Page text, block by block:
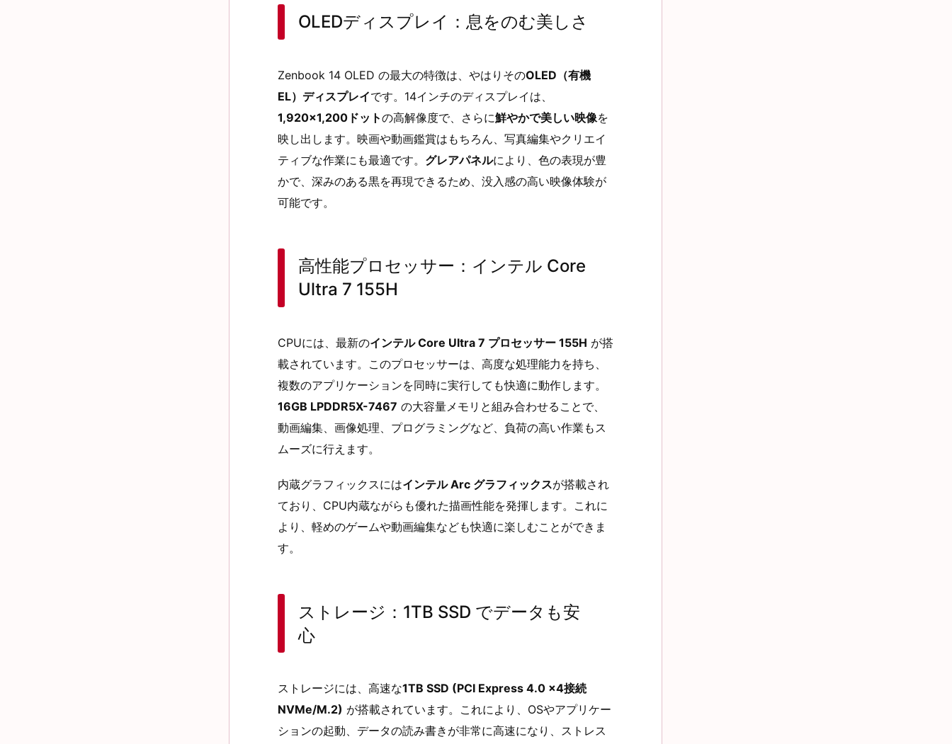
OLEDディスプレイ：息をのむ美しさ
Zenbook 14 OLED の最大の特徴は、やはりそのOLED（有機
EL）ディスプレイです。14インチのディスプレイは、
1,920×1,200ドットの高解像度で、さらに鮮やかで美しい映像を
映し出します。映画や動画鑑賞はもちろん、写真編集やクリエイ
ティブな作業にも最適です。 グレアパネルにより、色の表現が豊
かで、深みのある黒を再現できるため、没入感の高い映像体験が
可能です。
高性能プロセッサー：インテル Core
Ultra 7 155H
CPUには、最新のインテル Core Ultra 7 プロセッサー 155H が搭
載されています。このプロセッサーは、高度な処理能力を持ち、
複数のアプリケーションを同時に実行しても快適に動作します。
16GB LPDDR5X-7467 の大容量メモリと組み合わせることで、
動画編集、画像処理、プログラミングなど、負荷の高い作業もス
ムーズに行えます。
内蔵グラフィックスにはインテル Arc グラフィックスが搭載され
ており、CPU内蔵ながらも優れた描画性能を発揮します。これに
より、軽めのゲームや動画編集なども快適に楽しむことができま
す。
ストレージ：1TB SSD でデータも安
心
ストレージには、高速な1TB SSD (PCI Express 4.0 x4接続
NVMe/M.2) が搭載されています。これにより、OSやアプリケー
ションの起動、データの読み書きが非常に高速になり、ストレス